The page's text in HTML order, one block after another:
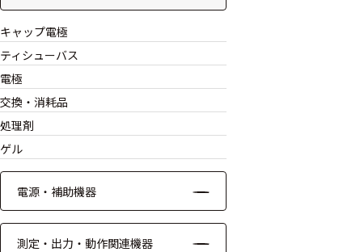
ゴニオメ
アイトラ
ッキング
計測機器
トランス
デューサ
キャップ電極
ティシューバス
電極
交換・消耗品
処理剤
ゲル
電源・補助機器
測定・出力・動作関連機器